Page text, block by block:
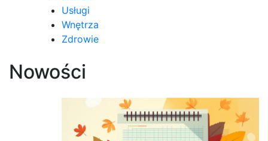
Usługi
Wnętrza
Zdrowie
Nowości